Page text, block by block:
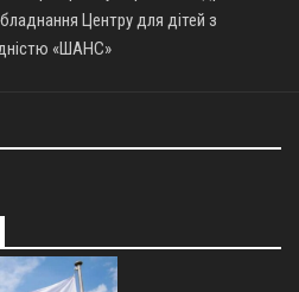
Центру для дітей з
«ШАНС»